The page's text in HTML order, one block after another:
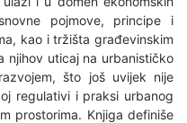
pojmove, principe i
kao i tržišta građevinskim
njihov uticaj na urbanističko
što još uvijek nije
regulativi i praksi urbanog
prostorima. Knjiga definiše